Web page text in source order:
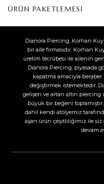
ÜRÜN PAKETLEMESI
Dianora Piercing, Korhan
bir aile firmasıdır. Korhan
üretim tecrübesi ile ailenin
Dianora Piercing, piyasada
kapatma amacıyla beraber
değiştirmek istemektedir.
gelişen ve artan altın piercing
büyük bir beğeni
dahil kendi atölyemiz
aşan ürün çeşitliliğimiz ile
devam